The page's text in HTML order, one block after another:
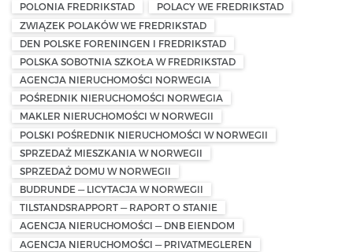
POLONIA FREDRIKSTAD
POLACY WE FREDRIKSTAD
ZWIĄZEK POLAKÓW WE FREDRIKSTAD
DEN POLSKE FORENINGEN I FREDRIKSTAD
POLSKA SOBOTNIA SZKOŁA W FREDRIKSTAD
AGENCJA NIERUCHOMOŚCI NORWEGIA
POŚREDNIK NIERUCHOMOŚCI NORWEGIA
MAKLER NIERUCHOMOŚCI W NORWEGII
POLSKI POŚREDNIK NIERUCHOMOŚCI W NORWEGII
SPRZEDAŻ MIESZKANIA W NORWEGII
SPRZEDAŻ DOMU W NORWEGII
BUDRUNDE — LICYTACJA W NORWEGII
TILSTANDSRAPPORT — RAPORT O STANIE
AGENCJA NIERUCHOMOŚCI — DNB EIENDOM
AGENCJA NIERUCHOMOŚCI — PRIVATMEGLEREN